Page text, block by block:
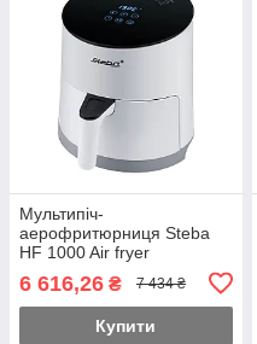
Мультипіч-
аерофритюрниця Steba
HF 1000 Air fryer
6 616,26 ₴ 7 434 ₴
Купити